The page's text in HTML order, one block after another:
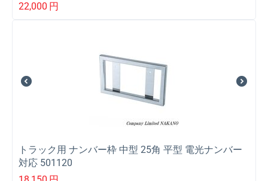
22,000 円
トラック用 ナンバー枠 中型 25角 平型 電光ナンバー
対応 501120